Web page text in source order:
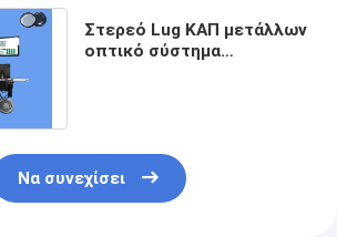
Στερεό Lug ΚΑΠ μετάλλων
οπτικό σύστημα
Να συνεχίσει